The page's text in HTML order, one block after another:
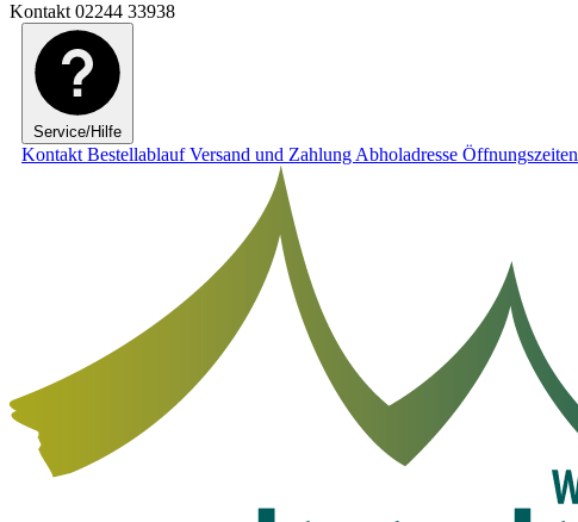
Kontakt 02244 33938
Service/Hilfe
Kontakt BestellablaufVersand und Zahlung Abholadresse Öffnungszeiten